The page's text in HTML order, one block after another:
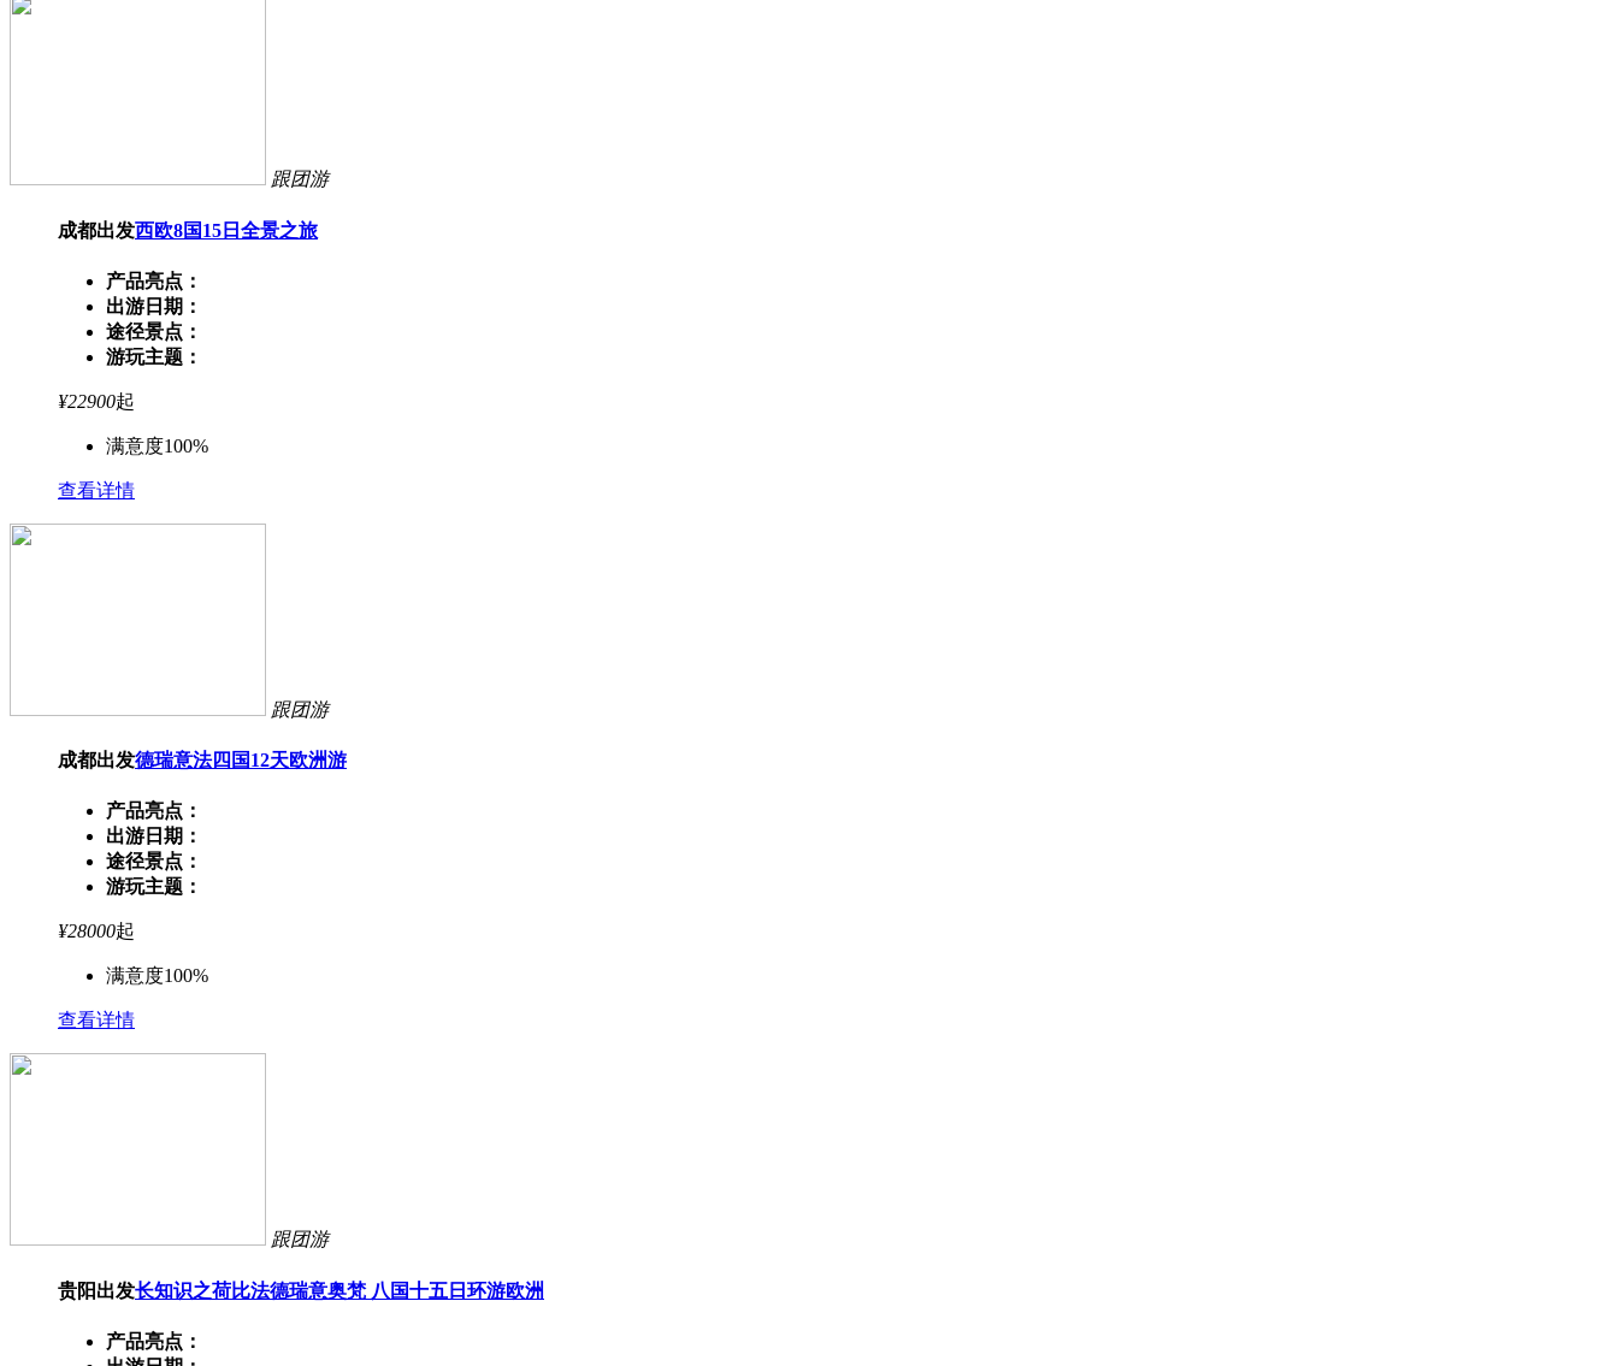
跟团游
成都出发西欧8国15日全景之旅
产品亮点：
出游日期：
途径景点：
游玩主题：
¥22900起
满意度100%
查看详情
跟团游
成都出发德瑞意法四国12天欧洲游
产品亮点：
出游日期：
途径景点：
游玩主题：
¥28000起
满意度100%
查看详情
跟团游
贵阳出发长知识之荷比法德瑞意奥梵 八国十五日环游欧洲
产品亮点：